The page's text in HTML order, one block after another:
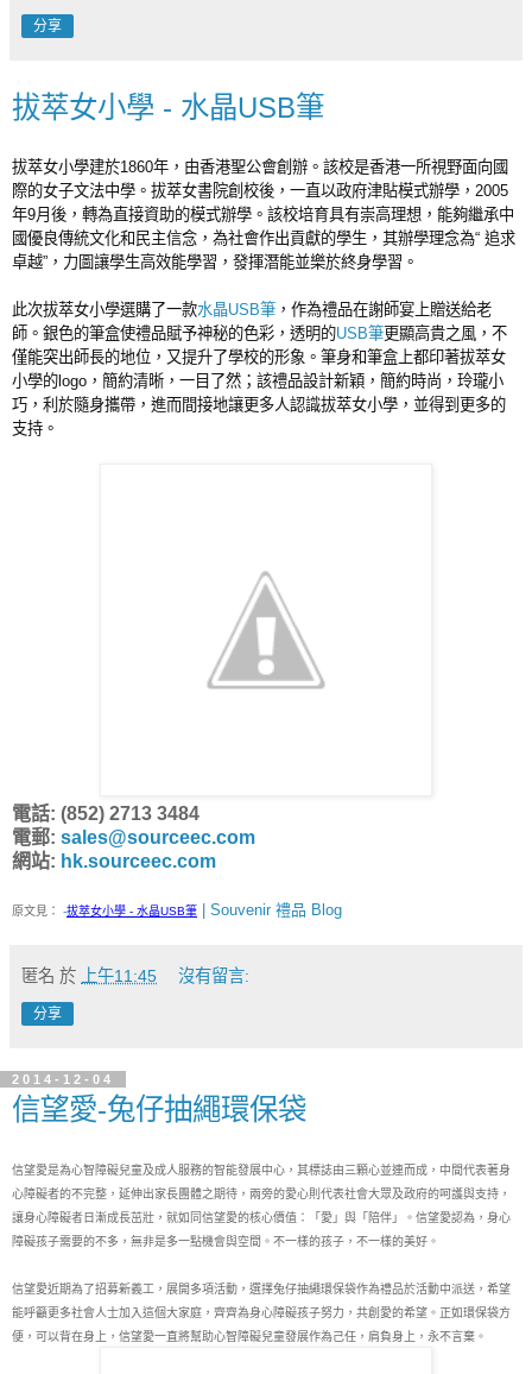
分享
拔萃女小學 - 水晶USB筆
拔萃女小學建於1860年，由香港聖公會創辦。該校是香港一所視野面向國
際的女子文法中學。拔萃女書院創校後，一直以政府津貼模式辦學，2005
年9月後，轉為直接資助的模式辦學。該校培育具有崇高理想，能夠繼承中
國優良傳統文化和民主信念，為社會作出貢獻的學生，其辦學理念為“ 追求
卓越”，力圖讓學生高效能學習，發揮潛能並樂於終身學習。
此次拔萃女小學選購了一款水晶USB筆 ，作為禮品在謝師宴上贈送給老
師。銀色的筆盒使禮品賦予神秘的色彩，透明的USB筆更顯高貴之風，不
僅能突出師長的地位，又提升了學校的形象。筆身和筆盒上都印著拔萃女
小學的logo，簡約清晰，一目了然；該禮品設計新穎，簡約時尚，玲瓏小
巧，利於隨身攜帶，進而間接地讓更多人認識拔萃女小學，並得到更多的
支持。
電話: (852) 2713 3484
電郵: sales@sourceec.com
網站: hk.sourceec.com
原文見： -拔萃女小學 - 水晶USB筆 | Souvenir 禮品 Blog
匿名 於 上午11:45 沒有留言:
分享
2014-12-04
信望愛-兔仔抽繩環保袋
信望愛是為心智障礙兒童及成人服務的智能發展中心，其標誌由三顆心並連而成，中間代表著身
心障礙者的不完整，延伸出家長團體之期待，兩旁的愛心則代表社會大眾及政府的呵護與支持，
讓身心障礙者日漸成長茁壯，就如同信望愛的核心價值：「愛」與「陪伴」。信望愛認為，身心
障礙孩子需要的不多，無非是多一點機會與空間。不一樣的孩子，不一樣的美好。
信望愛近期為了招募新義工，展開多項活動，選擇兔仔抽繩環保袋作為禮品於活動中派送，希望
能呼籲更多社會人士加入這個大家庭，齊齊為​​身心障礙孩子努力，共創愛的希望。正如環保袋方
便，可以背在身上，信望愛一直將幫助心智障礙兒童發展作為己任，肩負身上，永不言棄。